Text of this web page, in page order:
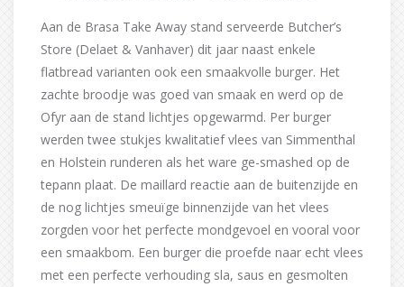
Aan de Brasa Take Away stand serveerde Butcher’s
Store (Delaet & Vanhaver) dit jaar naast enkele
flatbread varianten ook een smaakvolle burger. Het
zachte broodje was goed van smaak en werd op de
Ofyr aan de stand lichtjes opgewarmd. Per burger
werden twee stukjes kwalitatief vlees van Simmenthal
en Holstein runderen als het ware ge-smashed op de
tepann plaat. De maillard reactie aan de buitenzijde en
de nog lichtjes smeuïge binnenzijde van het vlees
zorgden voor het perfecte mondgevoel en vooral voor
een smaakbom. Een burger die proefde naar echt vlees
met een perfecte verhouding sla, saus en gesmolten